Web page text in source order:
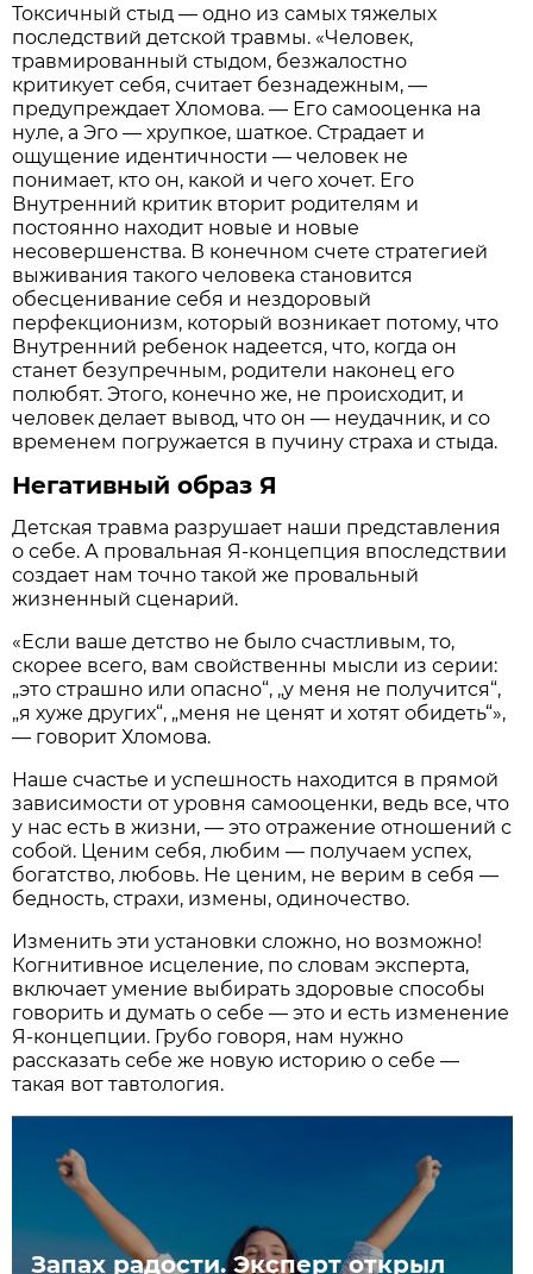
Токсичный стыд — одно из самых тяжелых
последствий детской травмы. «Человек,
травмированный стыдом, безжалостно
критикует себя, считает безнадежным, —
предупреждает Хломова. — Его самооценка на
нуле, а Эго — хрупкое, шаткое. Страдает и
ощущение идентичности — человек не
понимает, кто он, какой и чего хочет. Его
Внутренний критик вторит родителям и
постоянно находит новые и новые
несовершенства. В конечном счете стратегией
выживания такого человека становится
обесценивание себя и нездоровый
перфекционизм, который возникает потому, что
Внутренний ребенок надеется, что, когда он
станет безупречным, родители наконец его
полюбят. Этого, конечно же, не происходит, и
человек делает вывод, что он — неудачник, и со
временем погружается в пучину страха и стыда.
Негативный образ Я
Детская травма разрушает наши представления
о себе. А провальная Я-концепция впоследствии
создает нам точно такой же провальный
жизненный сценарий.
«Если ваше детство не было счастливым, то,
скорее всего, вам свойственны мысли из серии:
„это страшно или опасно“, „у меня не получится“,
„я хуже других“, „меня не ценят и хотят обидеть“»,
— говорит Хломова.
Наше счастье и успешность находится в прямой
зависимости от уровня самооценки, ведь все, что
у нас есть в жизни, — это отражение отношений с
собой. Ценим себя, любим — получаем успех,
богатство, любовь. Не ценим, не верим в себя —
бедность, страхи, измены, одиночество.
Изменить эти установки сложно, но возможно!
Когнитивное исцеление, по словам эксперта,
включает умение выбирать здоровые способы
говорить и думать о себе — это и есть изменение
Я-концепции. Грубо говоря, нам нужно
рассказать себе же новую историю о себе —
такая вот тавтология.
Запах радости. Эксперт открыл